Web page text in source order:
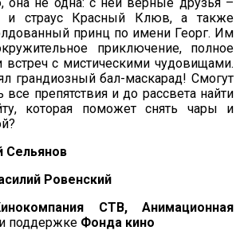
она не одна: с ней верные друзья –
и страус Красный Клюв, а также
принц по имени Георг. Им
приключение, полное
встреч с мистическими чудовищами.
грандиозный бал-маскарад! Смогут
все препятствия и до рассвета найти
которая поможет снять чары и
Сельянов
Ровенский
СТВ, Анимационная
поддержке Фонда кино